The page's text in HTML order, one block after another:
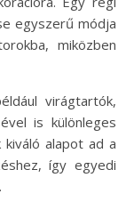
egyszerű módja
miközben
virágtartók,
is különleges
alapot ad a
így egyedi